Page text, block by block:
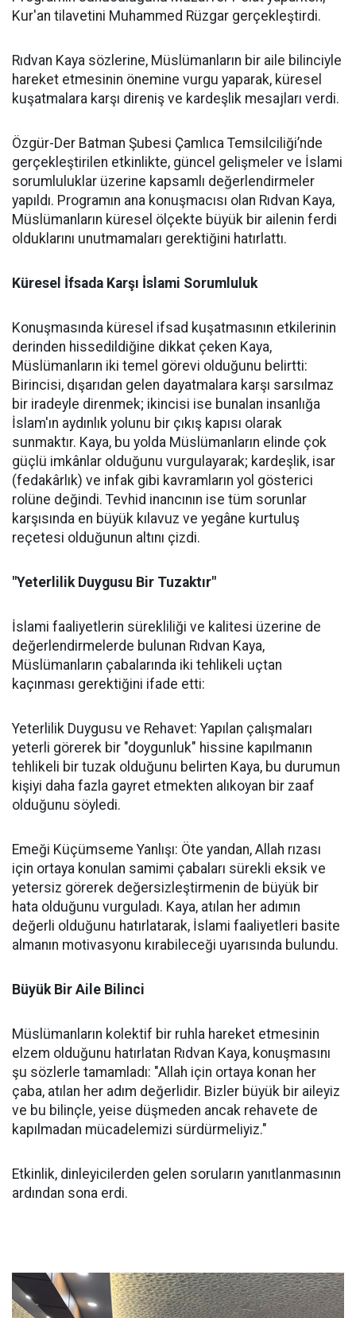
Kur'an tilavetini Muhammed Rüzgar gerçekleştirdi.
Rıdvan Kaya sözlerine, Müslümanların bir aile bilinciyle
hareket etmesinin önemine vurgu yaparak, küresel
kuşatmalara karşı direniş ve kardeşlik mesajları verdi.
Özgür-Der Batman Şubesi Çamlıca Temsilciliği’nde
gerçekleştirilen etkinlikte, güncel gelişmeler ve İslami
sorumluluklar üzerine kapsamlı değerlendirmeler
yapıldı. Programın ana konuşmacısı olan Rıdvan Kaya,
Müslümanların küresel ölçekte büyük bir ailenin ferdi
olduklarını unutmamaları gerektiğini hatırlattı.
Küresel İfsada Karşı İslami Sorumluluk
Konuşmasında küresel ifsad kuşatmasının etkilerinin
derinden hissedildiğine dikkat çeken Kaya,
Müslümanların iki temel görevi olduğunu belirtti:
Birincisi, dışarıdan gelen dayatmalara karşı sarsılmaz
bir iradeyle direnmek; ikincisi ise bunalan insanlığa
İslam'ın aydınlık yolunu bir çıkış kapısı olarak
sunmaktır. Kaya, bu yolda Müslümanların elinde çok
güçlü imkânlar olduğunu vurgulayarak; kardeşlik, isar
(fedakârlık) ve infak gibi kavramların yol gösterici
rolüne değindi. Tevhid inancının ise tüm sorunlar
karşısında en büyük kılavuz ve yegâne kurtuluş
reçetesi olduğunun altını çizdi.
"Yeterlilik Duygusu Bir Tuzaktır"
İslami faaliyetlerin sürekliliği ve kalitesi üzerine de
değerlendirmelerde bulunan Rıdvan Kaya,
Müslümanların çabalarında iki tehlikeli uçtan
kaçınması gerektiğini ifade etti:
Yeterlilik Duygusu ve Rehavet: Yapılan çalışmaları
yeterli görerek bir "doygunluk" hissine kapılmanın
tehlikeli bir tuzak olduğunu belirten Kaya, bu durumun
kişiyi daha fazla gayret etmekten alıkoyan bir zaaf
olduğunu söyledi.
Emeği Küçümseme Yanlışı: Öte yandan, Allah rızası
için ortaya konulan samimi çabaları sürekli eksik ve
yetersiz görerek değersizleştirmenin de büyük bir
hata olduğunu vurguladı. Kaya, atılan her adımın
değerli olduğunu hatırlatarak, İslami faaliyetleri basite
almanın motivasyonu kırabileceği uyarısında bulundu.
Büyük Bir Aile Bilinci
Müslümanların kolektif bir ruhla hareket etmesinin
elzem olduğunu hatırlatan Rıdvan Kaya, konuşmasını
şu sözlerle tamamladı: "Allah için ortaya konan her
çaba, atılan her adım değerlidir. Bizler büyük bir aileyiz
ve bu bilinçle, yeise düşmeden ancak rehavete de
kapılmadan mücadelemizi sürdürmeliyiz."
Etkinlik, dinleyicilerden gelen soruların yanıtlanmasının
ardından sona erdi.